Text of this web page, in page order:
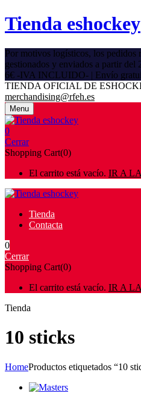
Tienda eshockey
Por motivos logísticos, los pedidos
gestionados y enviados a partir del
6€ -IVA INCLUIDO- | Envío
TIENDA OFICIAL DE
merchandising@rfeh.es
Menu
0
Cerrar
Shopping Cart(0)
El carrito está vacío. IR A
Tienda
Contacta
0
Cerrar
Shopping Cart(0)
El carrito está vacío. IR A
Tienda
10 sticks
HomeProductos etiquetados “10